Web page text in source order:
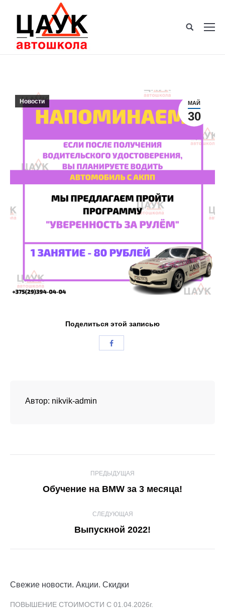
МАЙ
30
Новости
Поделиться этой записью
Автор: nikvik-admin
ПРЕДЫДУЩАЯ
Предыдущая
Обучение на BMW за 3 месяца!
СЛЕДУЮЩАЯ
Следующая
Выпускной 2022!
Свежие новости. Акции. Скидки
ПОВЫШЕНИЕ СТОИМОСТИ С 01.04.2026г.